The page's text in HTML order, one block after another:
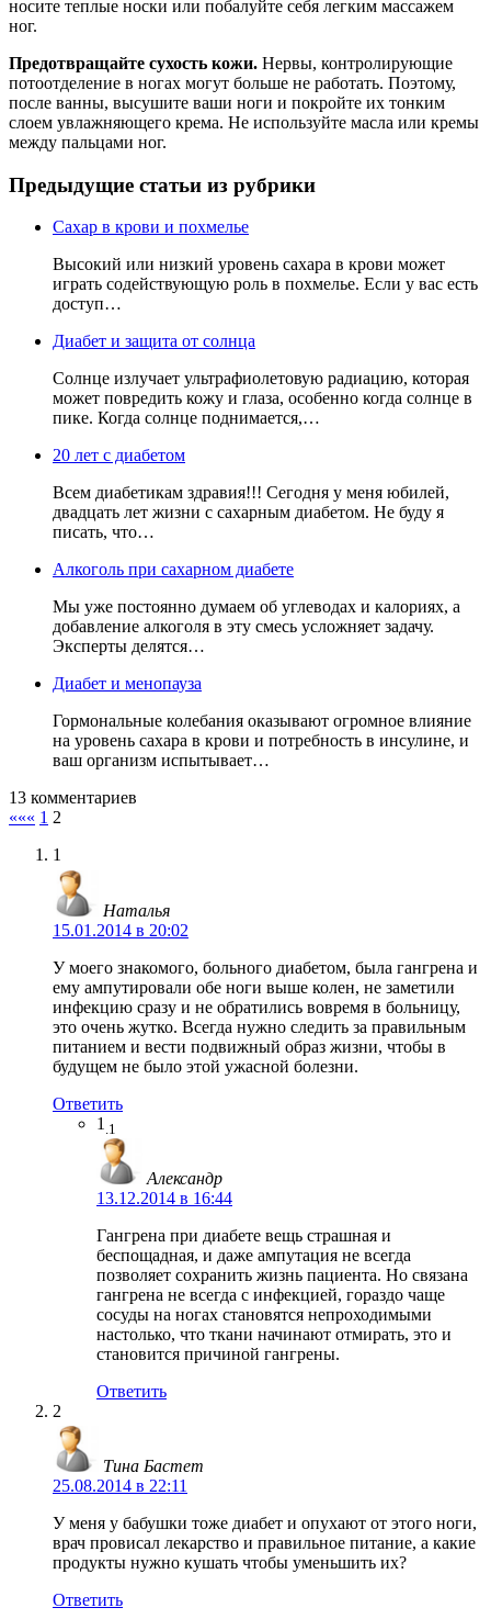
носите теплые носки или побалуйте себя легким массажем
ног.
Предотвращайте сухость кожи. Нервы, контролирующие
потоотделение в ногах могут больше не работать. Поэтому,
после ванны, высушите ваши ноги и покройте их тонким
слоем увлажняющего крема. Не используйте масла или кремы
между пальцами ног.
Предыдущие статьи из рубрики
Сахар в крови и похмелье
Высокий или низкий уровень сахара в крови может
играть содействующую роль в похмелье. Если у вас есть
доступ…
Диабет и защита от солнца
Солнце излучает ультрафиолетовую радиацию, которая
может повредить кожу и глаза, особенно когда солнце в
пике. Когда солнце поднимается,…
20 лет с диабетом
Всем диабетикам здравия!!! Сегодня у меня юбилей,
двадцать лет жизни с сахарным диабетом. Не буду я
писать, что…
Алкоголь при сахарном диабете
Мы уже постоянно думаем об углеводах и калориях, а
добавление алкоголя в эту смесь усложняет задачу.
Эксперты делятся…
Диабет и менопауза
Гормональные колебания оказывают огромное влияние
на уровень сахара в крови и потребность в инсулине, и
ваш организм испытывает…
13 комментариев
««« 1 2
1
Наталья
15.01.2014 в 20:02
У моего знакомого, больного диабетом, была гангрена и
ему ампутировали обе ноги выше колен, не заметили
инфекцию сразу и не обратились вовремя в больницу,
это очень жутко. Всегда нужно следить за правильным
питанием и вести подвижный образ жизни, чтобы в
будущем не было этой ужасной болезни.
Ответить
1 .1
Александр
13.12.2014 в 16:44
Гангрена при диабете вещь страшная и
беспощадная, и даже ампутация не всегда
позволяет сохранить жизнь пациента. Но связана
гангрена не всегда с инфекцией, гораздо чаще
сосуды на ногах становятся непроходимыми
настолько, что ткани начинают отмирать, это и
становится причиной гангрены.
Ответить
2
Тина Бастет
25.08.2014 в 22:11
У меня у бабушки тоже диабет и опухают от этого ноги,
врач провисал лекарство и правильное питание, а какие
продукты нужно кушать чтобы уменьшить их?
Ответить